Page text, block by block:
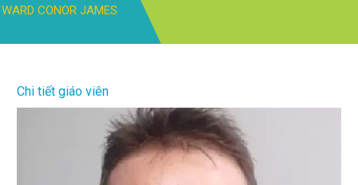
WARD CONOR JAMES
Chi tiết giáo viên